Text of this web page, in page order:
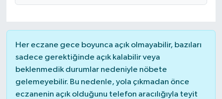
Her eczane gece boyunca açık olmayabilir, bazıları
sadece gerektiğinde açık kalabilir veya
beklenmedik durumlar nedeniyle nöbete
gelemeyebilir. Bu nedenle, yola çıkmadan önce
eczanenin açık olduğunu telefon aracılığıyla teyit
Yerel